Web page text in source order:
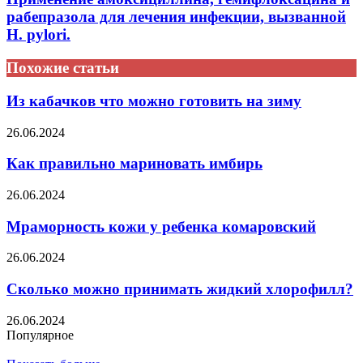
рабепразола для лечения инфекции, вызванной
H. pylori.
Похожие статьи
Из кабачков что можно готовить на зиму
26.06.2024
Как правильно мариновать имбирь
26.06.2024
Мраморность кожи у ребенка комаровский
26.06.2024
Сколько можно принимать жидкий хлорофилл?
26.06.2024
Популярное